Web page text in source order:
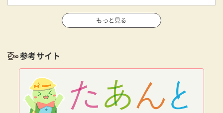
もっと見る
参考サイト